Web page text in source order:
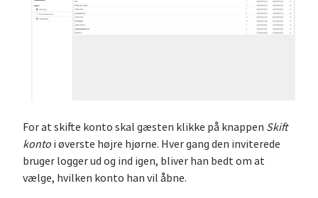
For at skifte konto skal gæsten klikke på knappen Skift
konto i øverste højre hjørne. Hver gang den inviterede
bruger logger ud og ind igen, bliver han bedt om at
vælge, hvilken konto han vil åbne.